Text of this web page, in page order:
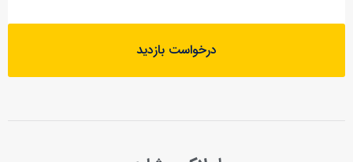
درخواست بازدید